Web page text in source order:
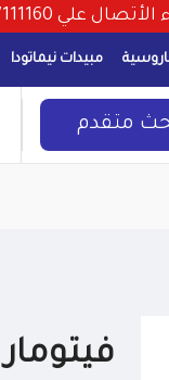
الخط الساخن 16558
مبيدات نيماتودا
متقدم
فيتومار 10-5-5 1لتر